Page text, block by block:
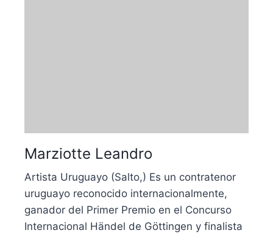
Marziotte Leandro
Artista Uruguayo (Salto,) Es un contratenor
uruguayo reconocido internacionalmente,
ganador del Primer Premio en el Concurso
Internacional Händel de Göttingen y finalista